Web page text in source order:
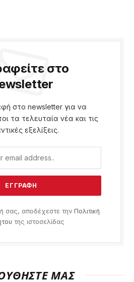
στο
στο newsletter για να
τα τελευταία νέα και τις
εξελίξεις.
σας, αποδέχεστε την Πολιτική
της ιστοσελίδας
ΜΑΣ